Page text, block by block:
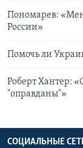
Пономарев:
России»
Помочь ли
Роберт Хантер:
"оправданы"»
СОЦИАЛЬНЫЕ